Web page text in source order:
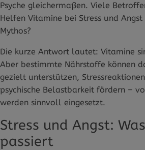
Psyche gleichermaßen. Viele
Helfen Vitamine bei Stress und
Mythos?
Die kurze Antwort lautet: Vitamine
Aber bestimmte Nährstoffe können
gezielt unterstützen,
psychische Belastbarkeit fördern –
werden sinnvoll eingesetzt.
Stress und Angst:
passiert